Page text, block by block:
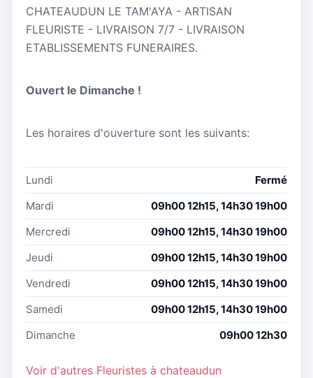
CHATEAUDUN LE TAM'AYA - ARTISAN
FLEURISTE - LIVRAISON 7/7 - LIVRAISON
ETABLISSEMENTS FUNERAIRES.
Ouvert le Dimanche !
Les horaires d'ouverture sont les suivants:
Lundi
Fermé
Mardi
09h00 12h15, 14h30 19h00
Mercredi
09h00 12h15, 14h30 19h00
Jeudi
09h00 12h15, 14h30 19h00
Vendredi
09h00 12h15, 14h30 19h00
Samedi
09h00 12h15, 14h30 19h00
Dimanche
09h00 12h30
Voir d'autres Fleuristes à chateaudun